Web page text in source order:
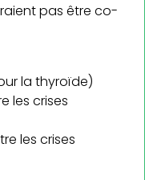
pas être co-
la thyroïde)
les crises
les crises